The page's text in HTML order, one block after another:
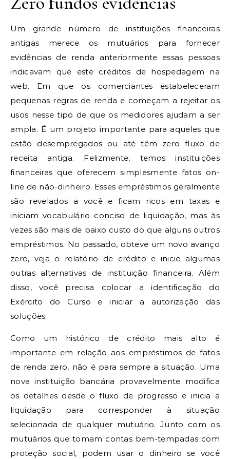
Um grande número de instituições financeiras
antigas merece os mutuários para fornecer
evidências de renda anteriormente essas pessoas
indicavam que este créditos de hospedagem na
web. Em que os comerciantes estabeleceram
pequenas regras de renda e começam a rejeitar os
usos nesse tipo de que os medidores ajudam a ser
ampla. É um projeto importante para aqueles que
estão desempregados ou até têm zero fluxo de
receita antiga. Felizmente, temos instituições
financeiras que oferecem simplesmente fatos on-
line de não-dinheiro. Esses empréstimos geralmente
são revelados a você e ficam ricos em taxas e
iniciam vocabulário conciso de liquidação, mas às
vezes são mais de baixo custo do que alguns outros
empréstimos. No passado, obteve um novo avanço
zero, veja o relatório de crédito e inicie algumas
outras alternativas de instituição financeira. Além
disso, você precisa colocar a identificação do
Exército do Curso e iniciar a autorização das
soluções.
Como um histórico de crédito mais alto é
importante em relação aos empréstimos de fatos
de renda zero, não é para sempre a situação. Uma
nova instituição bancária provavelmente modifica
os detalhes desde o fluxo de progresso e inicia a
liquidação para corresponder à situação
selecionada de qualquer mutuário. Junto com os
mutuários que tomam contas bem-tempadas com
proteção social, podem usar o dinheiro se você